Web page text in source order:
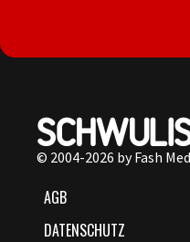
© 2004-2026 by Fash
AGB
DATENSCHUTZ